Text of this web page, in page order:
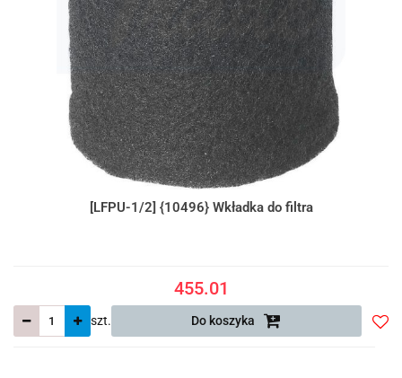
[LFPU-1/2] {10496} Wkładka do filtra
455.01
szt. Do koszyka